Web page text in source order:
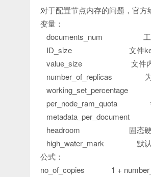
对于配置节点内存的问题，官方
变量：
documents_num 工作
ID_size 文件key的
value_size 文件内容
number_of_replicas 为
working_set_percentage
per_node_ram_quota 每
metadata_per_document
headroom 固态硬盘：
high_water_mark 默认
公式：
no_of_copies 1 +